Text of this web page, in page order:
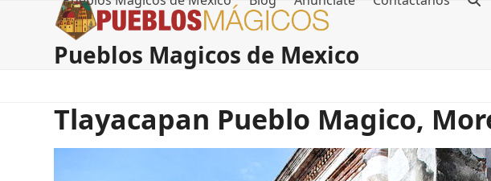
Pueblos Magicos de Mexico
Tlayacapan Pueblo Magico,